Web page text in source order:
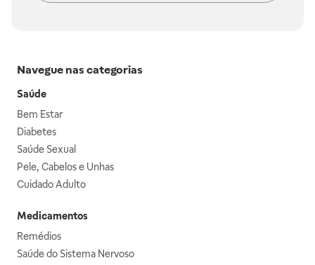
Navegue nas categorias
Saúde
Bem Estar
Diabetes
Saúde Sexual
Pele, Cabelos e Unhas
Cuidado Adulto
Medicamentos
Remédios
Saúde do Sistema Nervoso